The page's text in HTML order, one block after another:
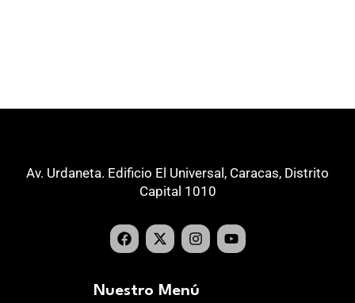
Av. Urdaneta. Edificio El Universal, Caracas, Distrito
Capital 1010
Nuestro Menú